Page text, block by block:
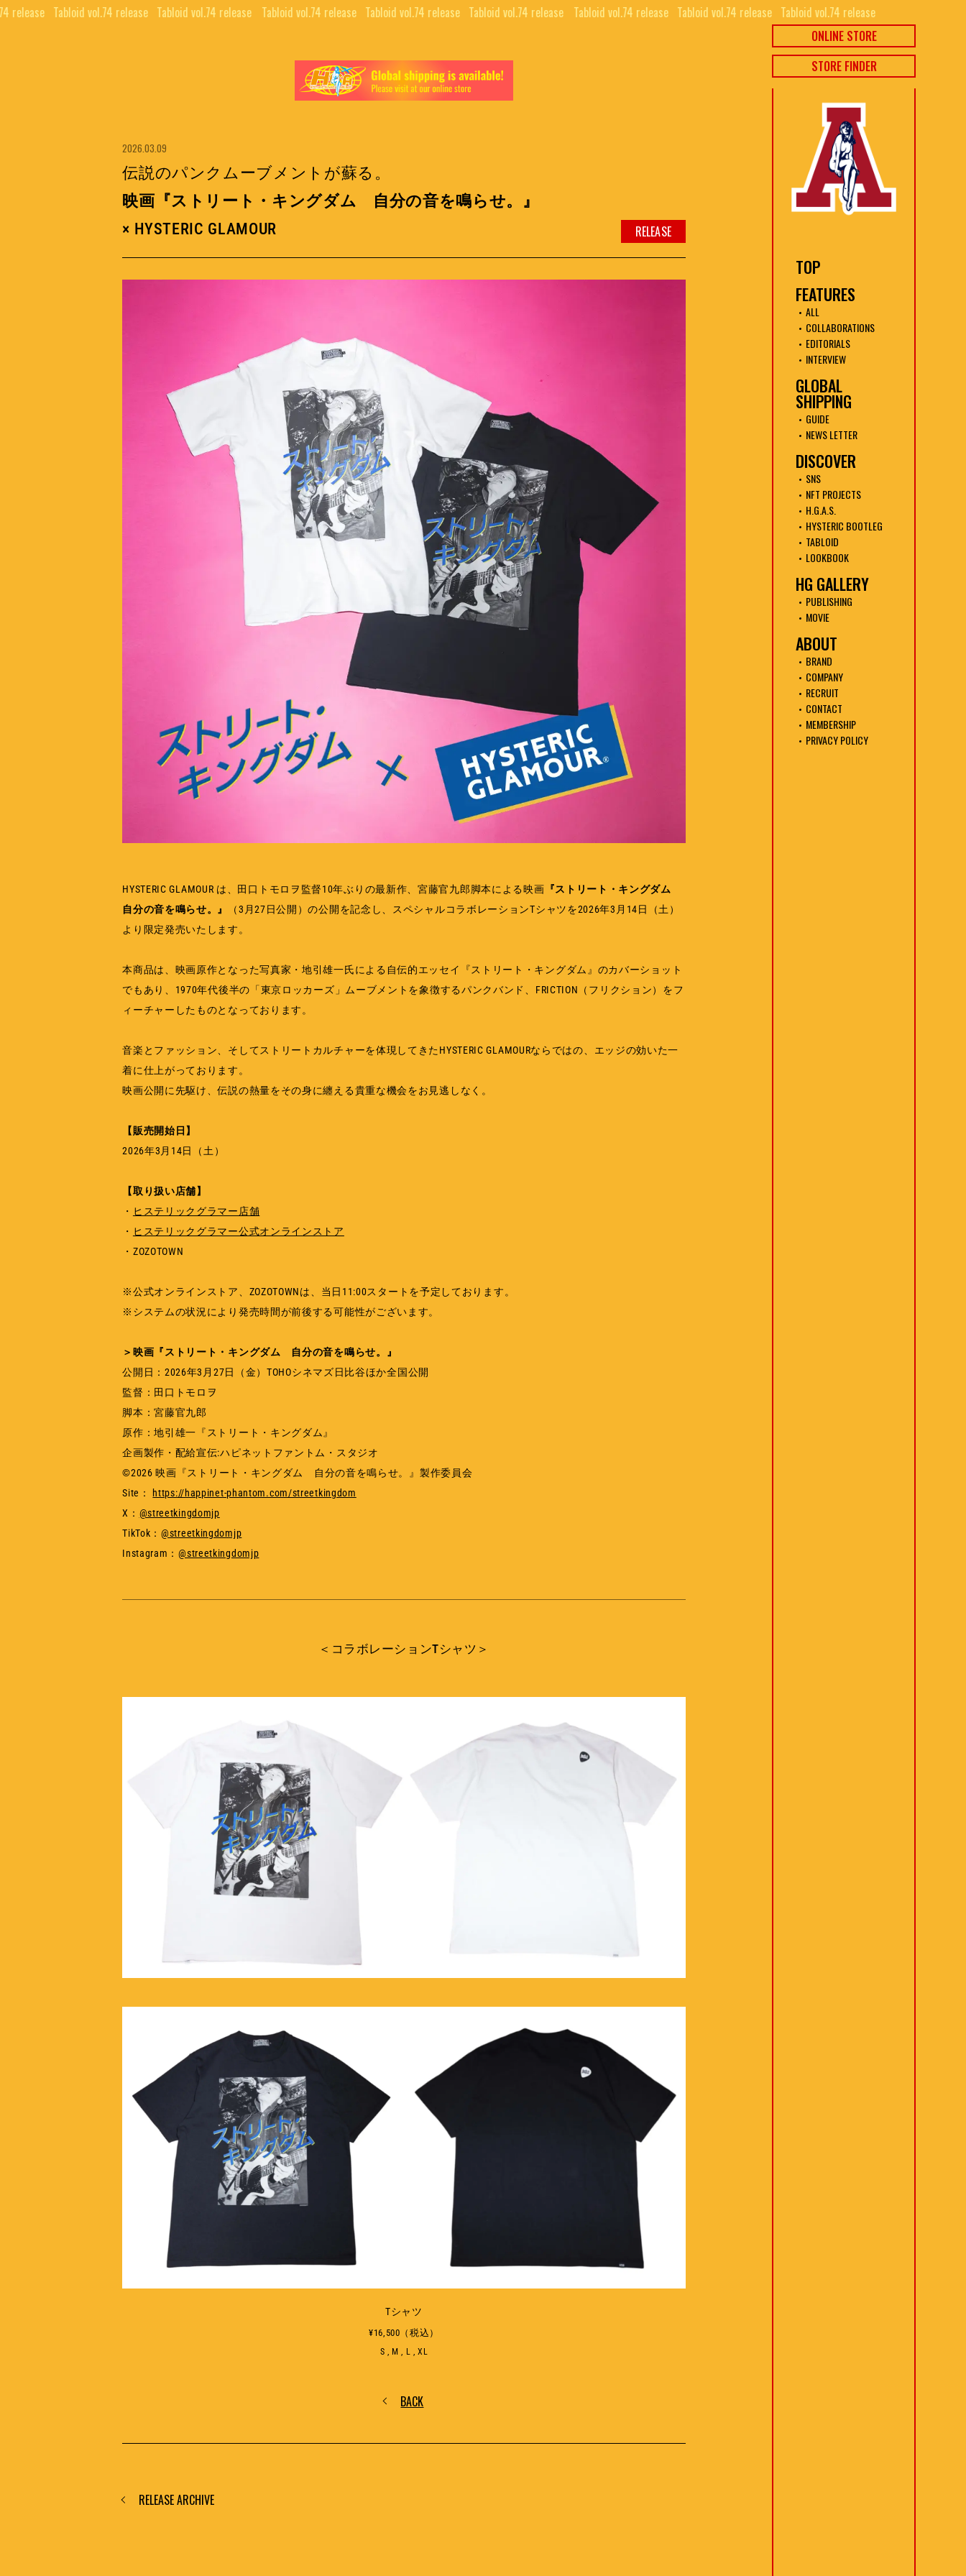
release⠀ Tabloid vol.74 release⠀ Tabloid vol.74 release⠀ Tabloid vol.74 release⠀ Tabloid vol.74 release⠀ Tabloid vol.74 release⠀ Tabloid vol.74 release⠀ Tabloid vol.74 release⠀ Tabloid vol.74 release⠀
ONLINE STORE
STORE FINDER
TOP
FEATURES
ALL
COLLABORATIONS
EDITORIALS
INTERVIEW
GLOBAL
SHIPPING
GUIDE
NEWS LETTER
DISCOVER
SNS
NFT PROJECTS
H.G.A.S.
HYSTERIC BOOTLEG
TABLOID
LOOKBOOK
HG GALLERY
PUBLISHING
MOVIE
ABOUT
BRAND
COMPANY
RECRUIT
CONTACT
MEMBERSHIP
PRIVACY POLICY
News
2026.03.09
伝説のパンクムーブメントが蘇る。
映画『ストリート・キングダム 自分の音を鳴らせ。』
× HYSTERIC GLAMOUR
RELEASE
HYSTERIC GLAMOUR は、田口トモロヲ監督10年ぶりの最新作、宮藤官九郎脚本による映画 『ストリート・キングダム
自分の音を鳴らせ。』
（3月27日公開）の公開を記念し、スペシャルコラボレーションTシャツを2026年3月14日（土）
より限定発売いたします。
本商品は、映画原作となった写真家・地引雄一氏による自伝的エッセイ『ストリート・キングダム』のカバーショット
でもあり、1970年代後半の「東京ロッカーズ」ムーブメントを象徴するパンクバンド、FRICTION（フリクション）をフ
ィーチャーしたものとなっております。
音楽とファッション、そしてストリートカルチャーを体現してきたHYSTERIC GLAMOURならではの、エッジの効いた一
着に仕上がっております。
映画公開に先駆け、伝説の熱量をその身に纏える貴重な機会をお見逃しなく。
【販売開始日】
2026年3月14日（土）
【取り扱い店舗】
・ ヒステリックグラマー店舗
・ ヒステリックグラマー公式オンラインストア
・ZOZOTOWN
※公式オンラインストア、ZOZOTOWNは、当日11:00スタートを予定しております。
※システムの状況により発売時間が前後する可能性がございます。
＞映画『ストリート・キングダム 自分の音を鳴らせ。』
公開日：2026年3月27日（金）TOHOシネマズ日比谷ほか全国公開
監督：田口トモロヲ
脚本：宮藤官九郎
原作：地引雄一『ストリート・キングダム』
企画製作・配給宣伝:ハピネットファントム・スタジオ
©2026 映画『ストリート・キングダム 自分の音を鳴らせ。』製作委員会
Site：https://happinet-phantom.com/streetkingdom
X： @streetkingdomjp
TikTok：@streetkingdomjp
Instagram：@streetkingdomjp
＜コラボレーションTシャツ＞
Tシャツ
¥16,500（税込）
S , M , L , XL
BACK
RELEASE ARCHIVE